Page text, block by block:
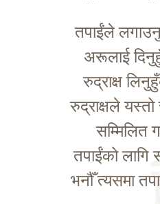
तपाईंले
अरूलाई
रुद्राक्ष
रुद्राक्षले
सम्मिलित
तपाईंको लागि
भनौँ त्यसमा